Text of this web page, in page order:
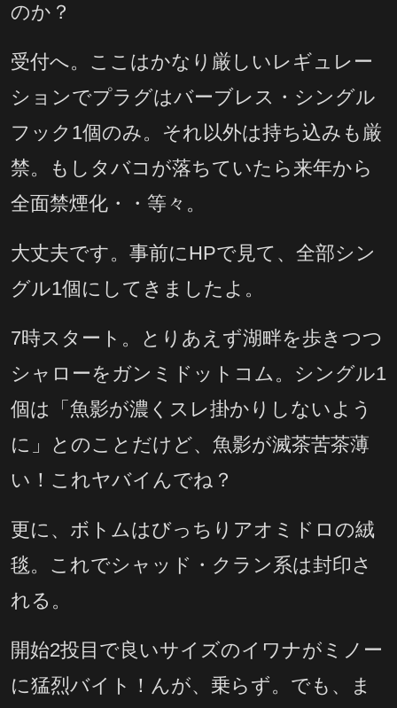
のか？
受付へ。ここはかなり厳しいレギュレー
ションでプラグはバーブレス・シングル
フック1個のみ。それ以外は持ち込みも厳
禁。もしタバコが落ちていたら来年から
全面禁煙化・・等々。
大丈夫です。事前にHPで見て、全部シン
グル1個にしてきましたよ。
7時スタート。とりあえず湖畔を歩きつつ
シャローをガンミドットコム。シングル1
個は「魚影が濃くスレ掛かりしないよう
に」とのことだけど、魚影が滅茶苦茶薄
い！これヤバイんでね？
更に、ボトムはびっちりアオミドロの絨
毯。これでシャッド・クラン系は封印さ
れる。
開始2投目で良いサイズのイワナがミノー
に猛烈バイト！んが、乗らず。でも、ま